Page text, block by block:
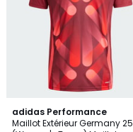
adidas Performance
Maillot Extérieur Germany 25
5
/